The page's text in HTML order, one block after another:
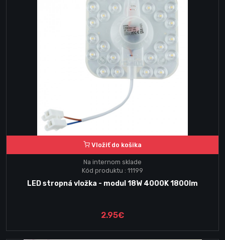
Vložiť do košika
Na internom sklade
Kód produktu : 11199
LED stropná vložka - modul 18W 4000K 1800lm
2.95€